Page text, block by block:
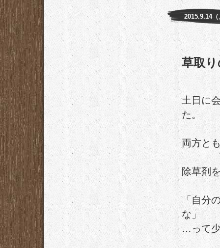
2015.9.14（
草取
土日に
た。
両方と
除草剤
「自分
な」
…って